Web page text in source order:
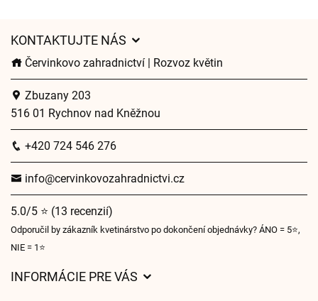
KONTAKTUJTE NÁS
Červinkovo zahradnictví | Rozvoz květin
Zbuzany 203
516 01 Rychnov nad Kněžnou
+420 724 546 276
info@cervinkovozahradnictvi.cz
5.0/5 ⭐ (13 recenzií)
Odporučil by zákazník kvetinárstvo po dokončení objednávky? ÁNO = 5⭐,
NIE = 1⭐
INFORMÁCIE PRE VÁS